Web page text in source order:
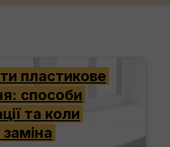
пластикове
способи
та коли